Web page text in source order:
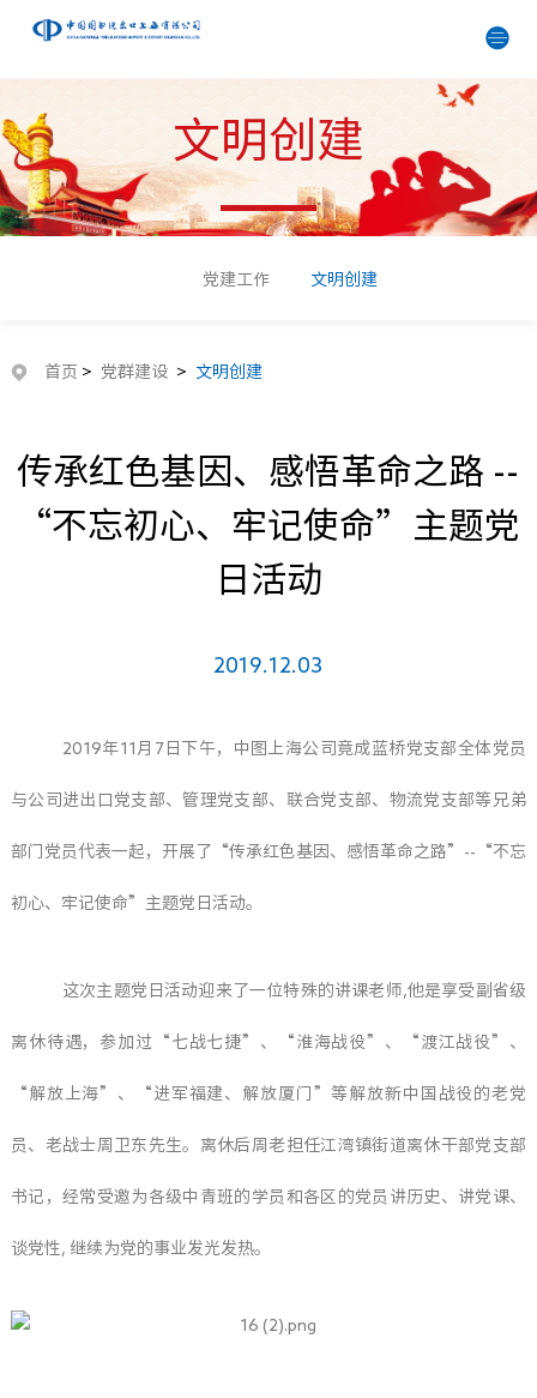
文明创建
党建工作 文明创建
首页 > 党群建设 > 文明创建
传承红色基因、感悟革命之路 --
“不忘初心、牢记使命”主题党
日活动
2019.12.03
2019年11月7日下午，中图上海公司竟成蓝桥党支部全体党员
与公司进出口党支部、管理党支部、联合党支部、物流党支部等兄弟
部门党员代表一起，开展了“传承红色基因、感悟革命之路”--“不忘
初心、牢记使命”主题党日活动。
这次主题党日活动迎来了一位特殊的讲课老师,他是享受副省级
离休待遇，参加过“七战七捷”、“淮海战役”、“渡江战役”、
“解放上海”、“进军福建、解放厦门”等解放新中国战役的老党
员、老战士周卫东先生。离休后周老担任江湾镇街道离休干部党支部
书记，经常受邀为各级中青班的学员和各区的党员讲历史、讲党课、
谈党性, 继续为党的事业发光发热。